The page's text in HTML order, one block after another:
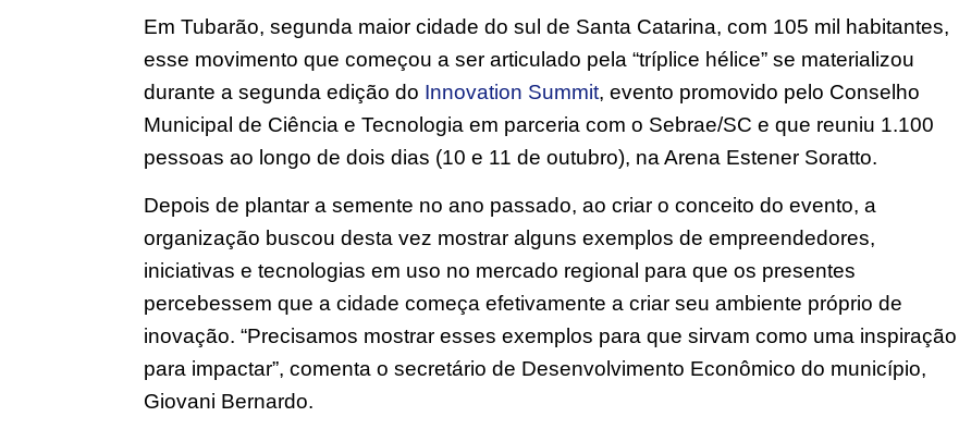
Em Tubarão, segunda maior cidade do sul de Santa Catarina, com 105 mil habitantes,
esse movimento que começou a ser articulado pela “tríplice hélice” se materializou
durante a segunda edição do Innovation Summit, evento promovido pelo Conselho
Municipal de Ciência e Tecnologia em parceria com o Sebrae/SC e que reuniu 1.100
pessoas ao longo de dois dias (10 e 11 de outubro), na Arena Estener Soratto.
Depois de plantar a semente no ano passado, ao criar o conceito do evento, a
organização buscou desta vez mostrar alguns exemplos de empreendedores,
iniciativas e tecnologias em uso no mercado regional para que os presentes
percebessem que a cidade começa efetivamente a criar seu ambiente próprio de
inovação. “Precisamos mostrar esses exemplos para que sirvam como uma inspiração
para impactar”, comenta o secretário de Desenvolvimento Econômico do município,
Giovani Bernardo.